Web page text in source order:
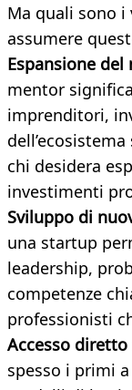
Ma quali sono
assumere
Espansione
mentor
imprenditori,
chi desidera
investimenti
Sviluppo di
una startup
leadership,
competenze
professionisti
Accesso diretto
spesso i primi